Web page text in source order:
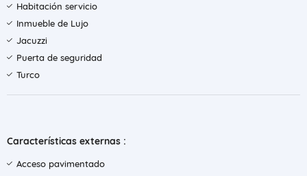
Habitación servicio
Inmueble de Lujo
Jacuzzi
Puerta de seguridad
Turco
Características externas :
Acceso pavimentado